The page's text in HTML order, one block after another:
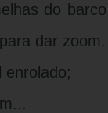
do
dar
enrolado;